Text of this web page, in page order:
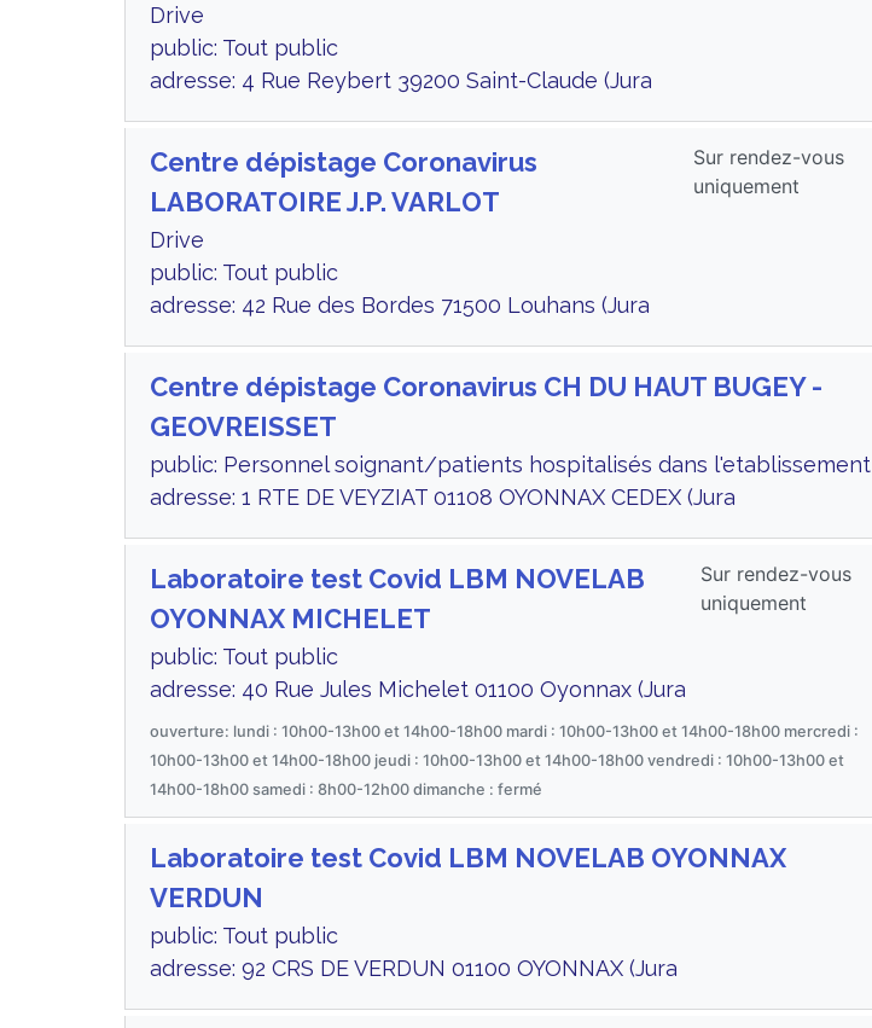
Drive
public: Tout public
adresse: 4 Rue Reybert 39200 Saint-Claude (Jura
Centre dépistage Coronavirus
LABORATOIRE J.P. VARLOT
Drive
public: Tout public
adresse: 42 Rue des Bordes 71500 Louhans (Jura
Sur rendez-vous
uniquement
Centre dépistage Coronavirus CH DU HAUT BUGEY -
GEOVREISSET
public: Personnel soignant/patients hospitalisés dans l'etablissement
adresse: 1 RTE DE VEYZIAT 01108 OYONNAX CEDEX (Jura
Laboratoire test Covid LBM NOVELAB
OYONNAX MICHELET
public: Tout public
adresse: 40 Rue Jules Michelet 01100 Oyonnax (Jura
Sur rendez-vous
uniquement
ouverture: lundi : 10h00-13h00 et 14h00-18h00 mardi : 10h00-13h00 et 14h00-18h00 mercredi :
10h00-13h00 et 14h00-18h00 jeudi : 10h00-13h00 et 14h00-18h00 vendredi : 10h00-13h00 et
14h00-18h00 samedi : 8h00-12h00 dimanche : fermé
Laboratoire test Covid LBM NOVELAB OYONNAX
VERDUN
public: Tout public
adresse: 92 CRS DE VERDUN 01100 OYONNAX (Jura